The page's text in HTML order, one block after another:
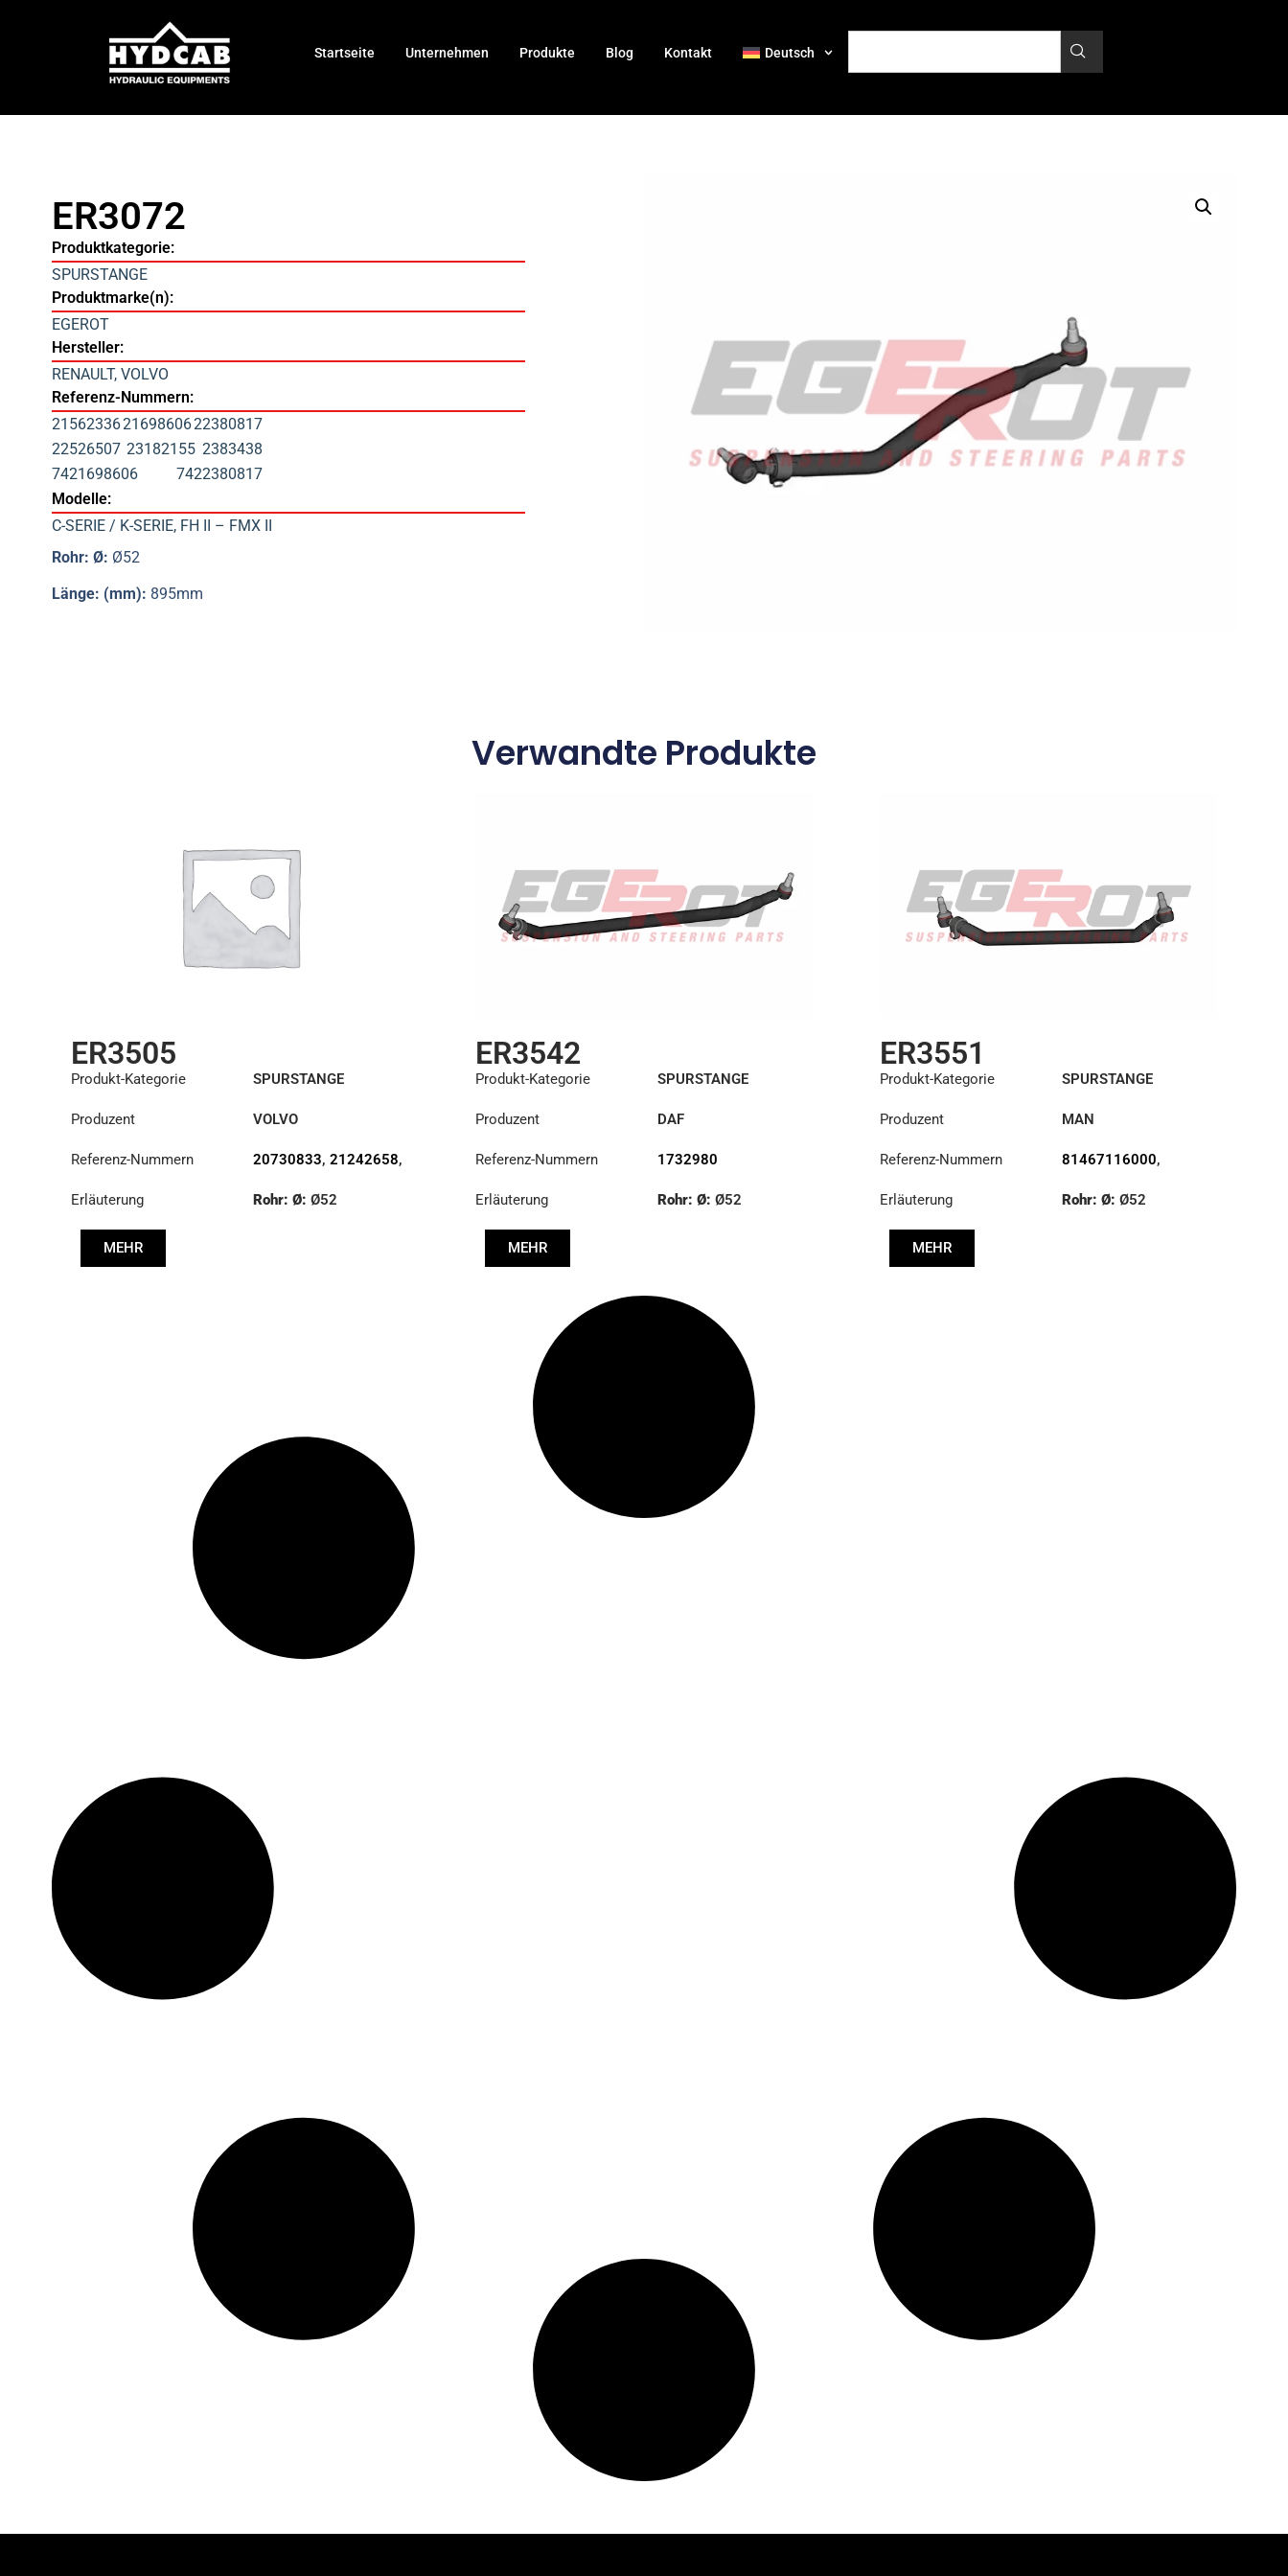
Startseite Unternehmen Produkte Blog Kontakt Deutsch
ER3072
Produktkategorie:
SPURSTANGE
Produktmarke(n):
EGEROT
Hersteller:
RENAULT, VOLVO
Referenz-Nummern:
215623362169860622380817
22526507 23182155 2383438
7421698606
7422380817
Modelle:
C-SERIE / K-SERIE, FH II – FMX II
Rohr: Ø: Ø52
Länge: (mm): 895mm
Verwandte Produkte
ER3505
Produkt-Kategorie SPURSTANGE
Produzent VOLVO
Referenz-Nummern 20730833, 21242658,
Erläuterung
Rohr: Ø: Ø52
MEHR
ER3542
Produkt-Kategorie SPURSTANGE
Produzent DAF
Referenz-Nummern 1732980
Erläuterung Rohr: Ø: Ø52
MEHR
ER3551
Produkt-Kategorie SPURSTANGE
Produzent MAN
Referenz-Nummern 81467116000,
81467116002
Erläuterung Rohr: Ø:Ø52
MEHR